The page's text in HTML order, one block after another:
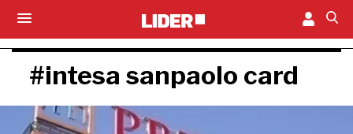
#intesa sanpaolo card